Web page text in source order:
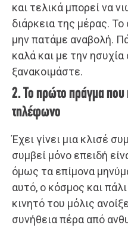
και τελικά μπορεί να
διάρκεια της μέρας.
μην πατάμε αναβολή.
καλά και με την
ξανακοιμάστε.
2. Το πρώτο πράγμα που
τηλέφωνο
Έχει γίνει μια κλισέ
συμβεί μόνο επειδή
όμως τα επίμονα
αυτό, ο κόσμος και
κινητό του μόλις
συνήθεια πέρα από